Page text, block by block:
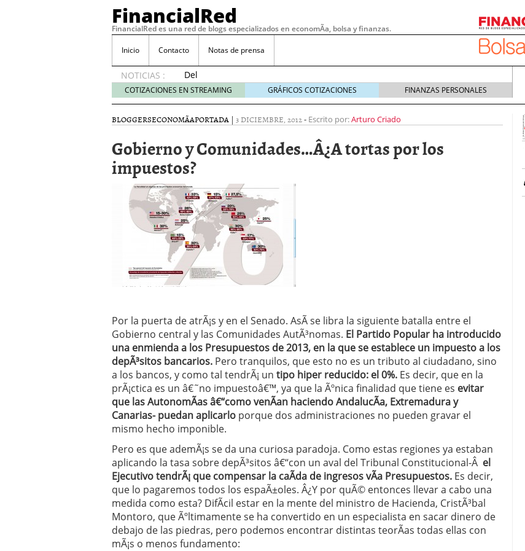
FinancialRed
FinancialRed es una red de blogs especializados en economÃ­a, bolsa y finanzas.
Inicio Contacto Notas de prensa
NOTICIAS :
Del
depósito
a la
cómo
cambiando
la
gestión
del
ahorro
en
España
05/08/2026
Seguros de convenio en pymes: la obligación que muchas empresas
descubren cuando ya es demasiado tarde
ReseÃ±a de SIFX: Lo Que Deben Saber los Traders Mexicanos Antes de
Operar
29/06/2026
CÃ³mo afrontar una baja mÃ©dica cuando trabajas por cuenta propia
26/05/2026
COTIZACIONES EN STREAMING GRÁFICOS COTIZACIONES FINANZAS PERSONALES
BLOGGERSECONOMÃ­APORTADA | 3 DICIEMBRE, 2012- Escrito por:Arturo Criado
Gobierno y Comunidades…Â¿A tortas por los
impuestos?
Por la puerta de atrÃ¡s y en el Senado. AsÃ­ se libra la siguiente batalla entre el
Gobierno central y las Comunidades AutÃ³nomas. El Partido Popular ha introducido
una enmienda a los Presupuestos de 2013, en la que se establece un impuesto a los
depÃ³sitos bancarios. Pero tranquilos, que esto no es un tributo al ciudadano, sino
a los bancos, y como tal tendrÃ¡ un tipo hiper reducido: el 0%. Es decir, que en la
prÃ¡ctica es un â€˜no impuestoâ€™, ya que la Ãºnica finalidad que tiene es evitar
que las AutonomÃ­as â€“como venÃ­an haciendo AndalucÃ­a, Extremadura y
Canarias- puedan aplicarlo porque dos administraciones no pueden gravar el
mismo hecho imponible.
Pero es que ademÃ¡s se da una curiosa paradoja. Como estas regiones ya estaban
aplicando la tasa sobre depÃ³sitos â€“con un aval del Tribunal Constitucional-Â el
Ejecutivo tendrÃ¡ que compensar la caÃ­da de ingresos vÃ­a Presupuestos. Es decir,
que lo pagaremos todos los espaÃ±oles. Â¿Y por quÃ© entonces llevar a cabo una
medida como esta? DifÃ­cil estar en la mente del ministro de Hacienda, CristÃ³bal
Montoro, que Ãºltimamente se ha convertido en un especialista en sacar dinero de
debajo de las piedras, pero podemos encontrar distintas teorÃ­as todas ellas con
mÃ¡s o menos fundamento: